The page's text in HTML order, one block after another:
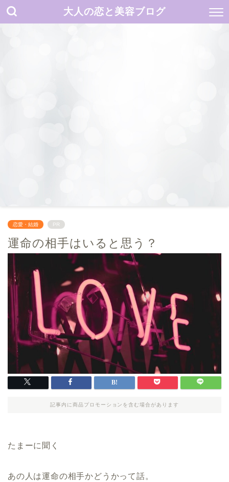
大人の恋と美容ブログ
恋愛・結婚 PR
運命の相手はいると思う？
記事内に商品プロモーションを含む場合があります
たまーに聞く
あの人は運命の相手かどうかって話。